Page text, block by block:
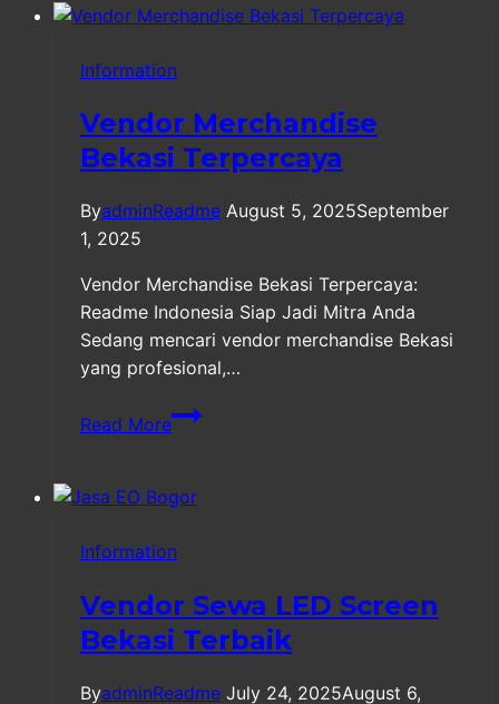
(EO)
di
Terpercaya
Information
Vendor Merchandise
Bekasi Terpercaya
ByadminReadme August 5, 2025September
1, 2025
Vendor Merchandise Bekasi Terpercaya:
Readme Indonesia Siap Jadi Mitra Anda
Sedang mencari vendor merchandise Bekasi
yang profesional,…
Read More
Vendor
Merchandise
Terpercaya
Information
Vendor Sewa LED Screen
Bekasi Terbaik
ByadminReadme July 24, 2025August 6,